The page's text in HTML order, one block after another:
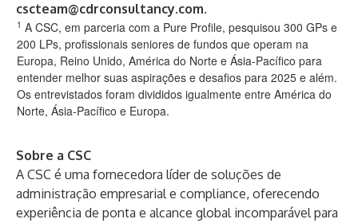
cscteam@cdrconsultancy.com.
1 A CSC, em parceria com a Pure Profile, pesquisou 300 GPs e
200 LPs, profissionais seniores de fundos que operam na
Europa, Reino Unido, América do Norte e Ásia-Pacífico para
entender melhor suas aspirações e desafios para 2025 e além.
Os entrevistados foram divididos igualmente entre América do
Norte, Ásia-Pacífico e Europa.
Sobre a CSC
A CSC é uma fornecedora líder de soluções de
administração empresarial e compliance, oferecendo
experiência de ponta e alcance global incomparável para